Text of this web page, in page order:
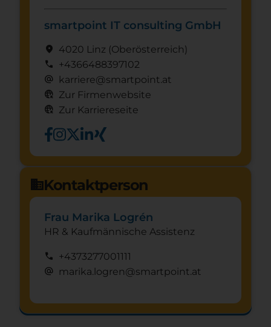
smartpoint IT consulting GmbH
location_on 4020 Linz (Ober­österreich)
call +4366488397102
alternate_email karriere@smartpoint.at
captive_portal Zur Firmenwebsite
captive_portal Zur Karriereseite
domainKontaktperson
Frau Marika Logrén
HR & Kaufmännische Assistenz
call +4373277001111
alternate_email marika.logren@smartpoint.at